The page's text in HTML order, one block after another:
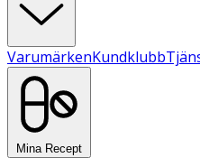
VarumärkenKundklubb
Mina Recept